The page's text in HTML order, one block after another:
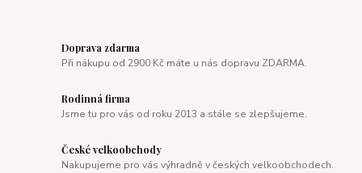
Doprava zdarma
Při nákupu od 2900 Kč máte u nás dopravu ZDARMA.
Rodinná firma
Jsme tu pro vás od roku 2013 a stále se zlepšujeme.
České velkoobchody
Nakupujeme pro vás výhradně v českých velkoobchodech.